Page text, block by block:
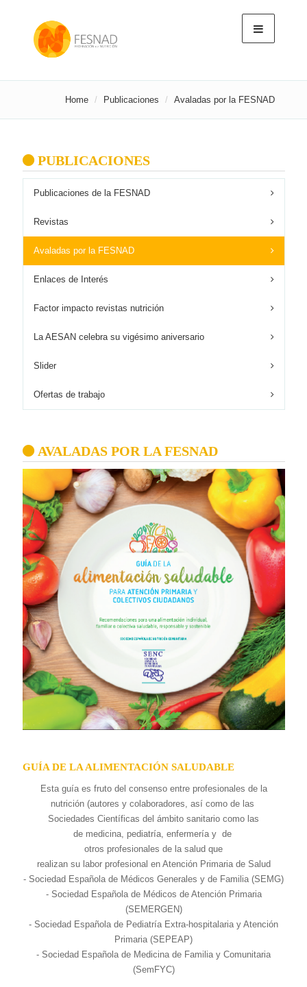
Home Publicaciones Avaladas por la FESNAD
PUBLICACIONES
Publicaciones de la FESNAD
Revistas
Avaladas por la FESNAD
Enlaces de Interés
Factor impacto revistas nutrición
La AESAN celebra su vigésimo aniversario
Slider
Ofertas de trabajo
AVALADAS POR LA FESNAD
GUÍA DE LA ALIMENTACIÓN SALUDABLE
Esta guía es fruto del consenso entre profesionales de la
nutrición (autores y colaboradores, así como de las
Sociedades Científicas del ámbito sanitario como las
de medicina, pediatría, enfermería y de
otros profesionales de la salud que
realizan su labor profesional en Atención Primaria de Salud
- Sociedad Española de Médicos Generales y de Familia (SEMG)
- Sociedad Española de Médicos de Atención Primaria
(SEMERGEN)
- Sociedad Española de Pediatría Extra-hospitalaria y Atención
Primaria (SEPEAP)
- Sociedad Española de Medicina de Familia y Comunitaria
(SemFYC)